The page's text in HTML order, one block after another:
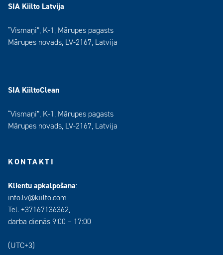
SIA Kiilto Latvija
“Vismaņi”, K-1, Mārupes pagasts
Mārupes novads, LV-2167, Latvija
SIA KiiltoClean
“Vismaņi”, K-1, Mārupes pagasts
Mārupes novads, LV-2167, Latvija
KONTAKTI
Klientu apkalpošana:
info.lv@kiilto.com
Tel. +37167136362,
darba dienās 9:00 – 17:00
(UTC+3)